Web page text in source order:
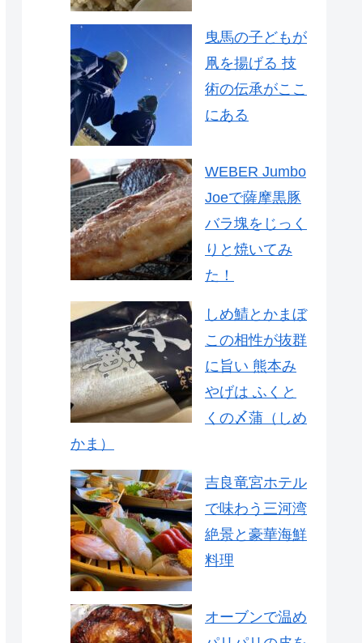
曳馬の子どもが
凧を揚げる 技
術の伝承がここ
にある
WEBER Jumbo
Joeで薩摩黒豚
バラ塊をじっく
りと焼いてみ
た！
しめ鯖とかまぼ
この相性が抜群
に旨い 熊本み
やげは ふくと
くの〆蒲（しめ
かま）
吉良竜宮ホテル
で味わう三河湾
絶景と豪華海鮮
料理
オーブンで温め